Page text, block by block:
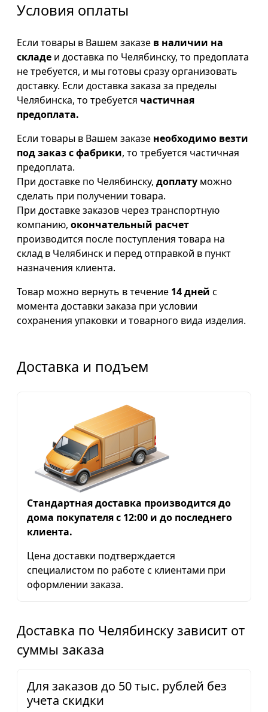
Условия оплаты
Если товары в Вашем заказе в наличии на
складе и доставка по Челябинску, то предоплата
не требуется, и мы готовы сразу организовать
доставку. Если доставка заказа за пределы
Челябинска, то требуется частичная
предоплата.
Если товары в Вашем заказе необходимо везти
под заказ с фабрики, то требуется частичная
предоплата.
При доставке по Челябинску, доплату можно
сделать при получении товара.
При доставке заказов через транспортную
компанию, окончательный расчет
производится после поступления товара на
склад в Челябинск и перед отправкой в пункт
назначения клиента.
Товар можно вернуть в течение 14 дней с
момента доставки заказа при условии
сохранения упаковки и товарного вида изделия.
Доставка и подъем
Стандартная доставка производится до
дома покупателя с 12:00 и до последнего
клиента.
Цена доставки подтверждается
специалистом по работе с клиентами при
оформлении заказа.
Доставка по Челябинску зависит от
суммы заказа
Для заказов до 50 тыс. рублей без
учета скидки